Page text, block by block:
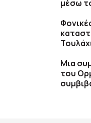
μέσω
Μια
του